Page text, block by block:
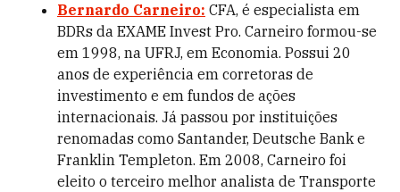
Bernardo Carneiro: CFA, é especialista em
BDRs da EXAME Invest Pro. Carneiro formou-se
em 1998, na UFRJ, em Economia. Possui 20
anos de experiência em corretoras de
investimento e em fundos de ações
internacionais. Já passou por instituições
renomadas como Santander, Deutsche Bank e
Franklin Templeton. Em 2008, Carneiro foi
eleito o terceiro melhor analista de Transporte